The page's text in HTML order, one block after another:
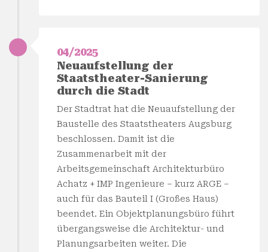
04/2025
Neuaufstellung der
Staatstheater-Sanierung
durch die Stadt
Der Stadtrat hat die Neuaufstellung der
Baustelle des Staatstheaters Augsburg
beschlossen. Damit ist die
Zusammenarbeit mit der
Arbeitsgemeinschaft Architekturbüro
Achatz + IMP Ingenieure – kurz ARGE –
auch für das Bauteil I (Großes Haus)
beendet. Ein Objektplanungsbüro führt
übergangsweise die Architektur- und
Planungsarbeiten weiter. Die